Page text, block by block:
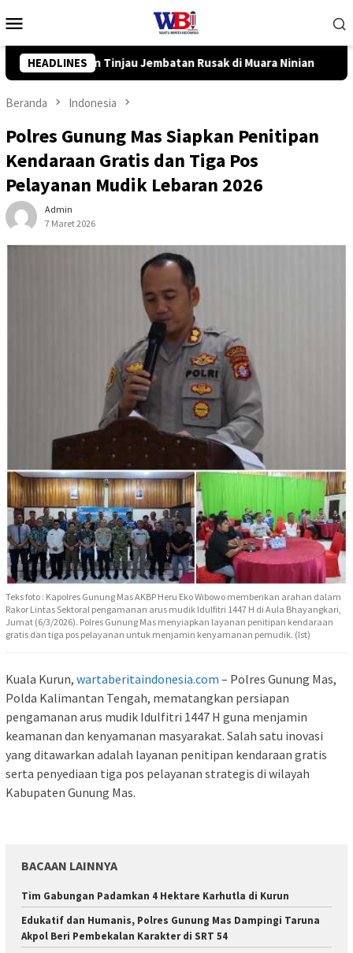
ke
Mobile
HEADLINES
di Muara Ninian Pemkot Banjarbaru dan InJourney
Beranda Indonesia
Polres Gunung Mas Siapkan Penitipan
Kendaraan Gratis dan Tiga Pos
Pelayanan Mudik Lebaran 2026
Admin
7 Maret 2026
Teks foto : Kapolres Gunung Mas AKBP Heru Eko Wibowo memberikan arahan dalam
Rakor Lintas Sektoral pengamanan arus mudik Idulfitri 1447 H di Aula Bhayangkari,
Jumat (6/3/2026). Polres Gunung Mas menyiapkan layanan penitipan kendaraan
gratis dan tiga pos pelayanan untuk menjamin kenyamanan pemudik. (Ist)
Kuala Kurun, wartaberitaindonesia.com – Polres Gunung Mas,
Polda Kalimantan Tengah, mematangkan persiapan
pengamanan arus mudik Idulfitri 1447 H guna menjamin
keamanan dan kenyamanan masyarakat. Salah satu inovasi
yang ditawarkan adalah layanan penitipan kendaraan gratis
serta penyediaan tiga pos pelayanan strategis di wilayah
Kabupaten Gunung Mas.
BACAAN LAINNYA
Tim Gabungan Padamkan 4 Hektare Karhutla di Kurun
Edukatif dan Humanis, Polres Gunung Mas Dampingi Taruna
Akpol Beri Pembekalan Karakter di SRT 54